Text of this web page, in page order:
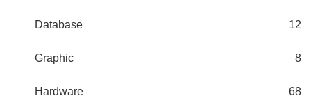
Database 12
Graphic 8
Hardware 68